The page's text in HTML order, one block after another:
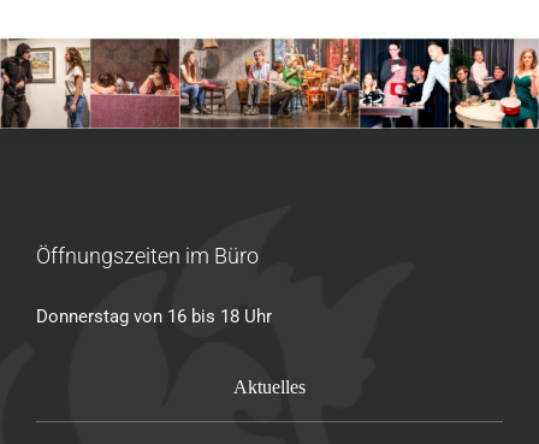
Öffnungszeiten im Büro
Donnerstag von 16 bis 18 Uhr
Aktuelles